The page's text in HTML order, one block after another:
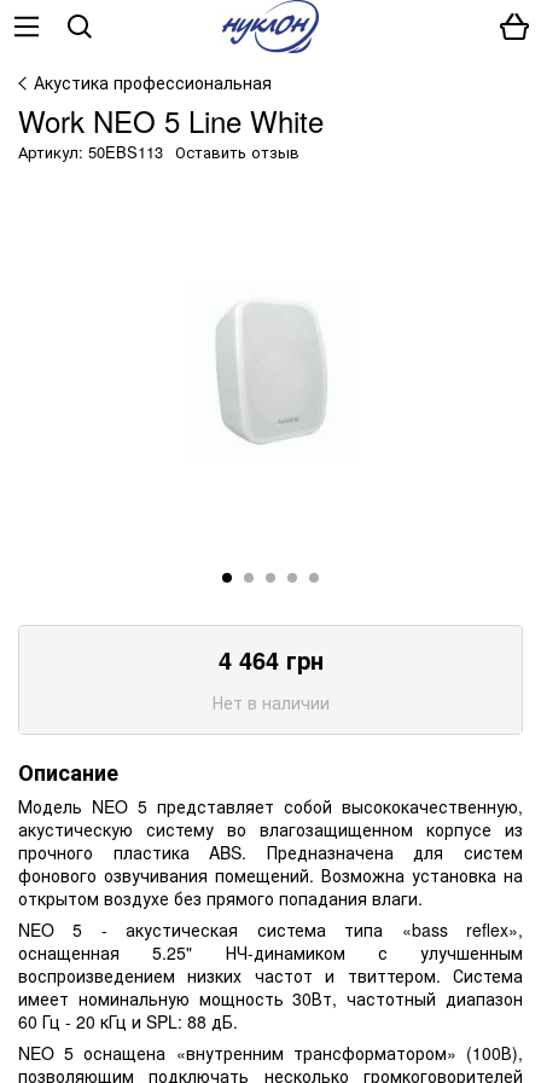
Акустика профессиональная
Work NEO 5 Line White
Артикул: 50EBS113 Оставить отзыв
4 464грн
Нет в наличии
Описание
Модель NEO 5 представляет собой высококачественную,
акустическую систему во влагозащищенном корпусе из
прочного пластика ABS. Предназначена для систем
фонового озвучивания помещений. Возможна установка на
открытом воздухе без прямого попадания влаги.
NEO 5 - акустическая система типа «bass reflex»,
оснащенная 5.25" НЧ-динамиком с улучшенным
воспроизведением низких частот и твиттером. Система
имеет номинальную мощность 30Вт, частотный диапазон
60 Гц - 20 кГц и SPL: 88 дБ.
NEO 5 оснащена «внутренним трансформатором» (100В),
позволяющим подключать несколько громкоговорителей